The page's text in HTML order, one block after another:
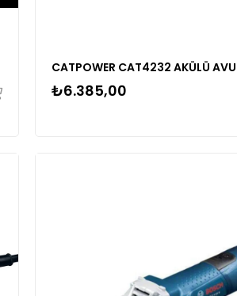
₺6.385,00